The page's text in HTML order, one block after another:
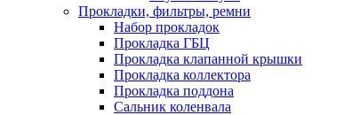
Прокладки, фильтры, ремни
Набор прокладок
Прокладка ГБЦ
Прокладка клапанной крышки
Прокладка коллектора
Прокладка поддона
Сальник коленвала